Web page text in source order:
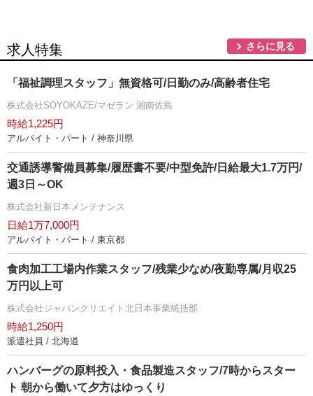
求人特集 さらに見る
「福祉調理スタッフ」無資格可/日勤のみ/高齢者住宅
株式会社SOYOKAZE/マゼラン 湘南佐島
時給1,225円
アルバイト・パート / 神奈川県
交通誘導警備員募集/履歴書不要/中型免許/日給最大1.7万円/
週3日～OK
株式会社新日本メンテナンス
日給1万7,000円
アルバイト・パート / 東京都
食肉加工工場内作業スタッフ/残業少なめ/夜勤専属/月収25
万円以上可
株式会社ジャパンクリエイト北日本事業統括部
時給1,250円
派遣社員 / 北海道
ハンバーグの原料投入・食品製造スタッフ/7時からスター
ト 朝から働いて夕方はゆっくり